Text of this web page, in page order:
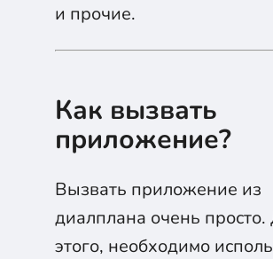
Получи бесплатный
«IP-АТС Asterisk с
Бонус: лекции из курса
и прочие.
Как вызвать
приложение?
Вызвать приложение из
диалплана очень
этого, необходимо